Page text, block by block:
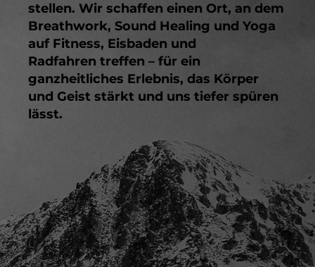
stellen. Wir schaffen einen Ort, an dem
Breathwork, Sound Healing und Yoga
auf Fitness, Eisbaden und
Radfahren treffen – für ein
ganzheitliches Erlebnis, das Körper
und Geist stärkt und uns tiefer spüren
lässt.